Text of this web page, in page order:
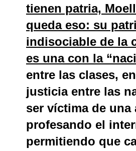
tienen patria,
queda eso: su
indisociable de la
es una con la
entre las clases,
justicia entre las
ser víctima de
profesando el
permitiendo que